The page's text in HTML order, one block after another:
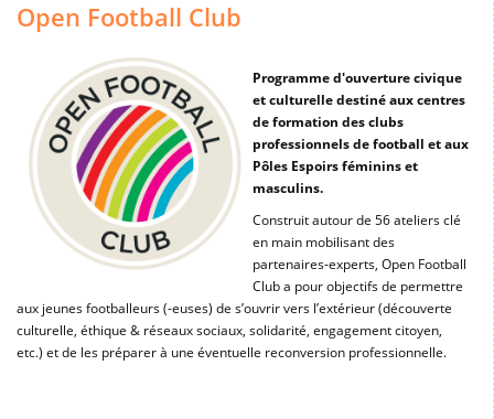
Open Football Club
Programme d'ouverture civique
et culturelle destiné aux centres
de formation des clubs
professionnels de football et aux
Pôles Espoirs féminins et
masculins.
Construit autour de 56 ateliers clé
en main mobilisant des
partenaires-experts, Open Football
Club a pour objectifs de permettre
aux jeunes footballeurs (-euses) de s’ouvrir vers l’extérieur (découverte
culturelle, éthique & réseaux sociaux, solidarité, engagement citoyen,
etc.) et de les préparer à une éventuelle reconversion professionnelle.